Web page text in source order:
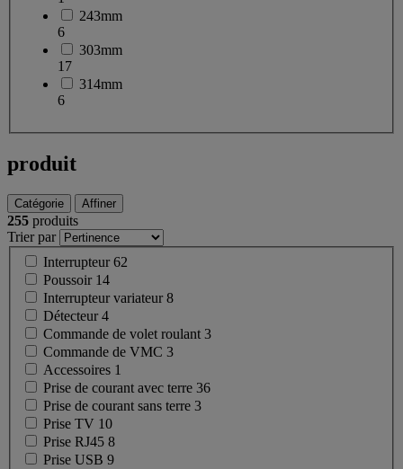
243mm
6
303mm
17
314mm
6
produit
Catégorie Affiner
255 produits
Trier par
Interrupteur62
Poussoir 14
Interrupteur variateur8
Détecteur4
Commande de volet roulant3
Commande de VMC 3
Accessoires 1
Prise de courant avec terre 36
Prise de courant sans terre 3
Prise TV 10
Prise RJ45 8
Prise USB 9